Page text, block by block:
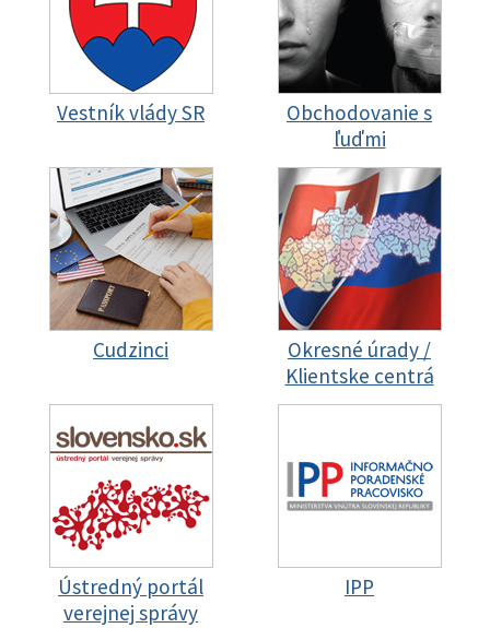
Vestník vlády SR
Obchodovanie s
ľuďmi
Cudzinci
Okresné úrady /
Klientske centrá
Ústredný portál
verejnej správy
IPP